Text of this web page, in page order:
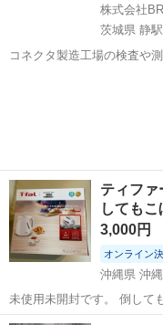
株式会社
茨城県 静駅
コネクタ製造工場の検査や
ティファール t-fal
しても
3,000円
オンライン
沖縄県 沖
未使用未開封です。 倒して
はずれて洗いやすいタイプ